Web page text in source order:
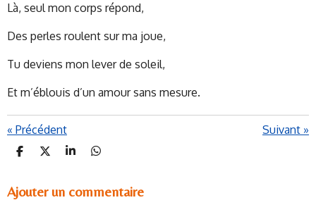
Là, seul mon corps répond,
Des perles roulent sur ma joue,
Tu deviens mon lever de soleil,
Et m’éblouis d’un amour sans mesure.
« Précédent Suivant »
P
T
A
P
T
A
P
T
A
P
T
A
Ajouter un commentaire